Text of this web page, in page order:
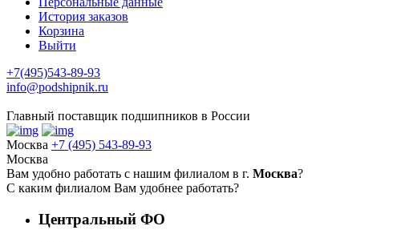
История заказов
Корзина
Выйти
+7(495)543-89-93
info@podshipnik.ru
Главный поставщик подшипников в России
Москва +7 (495) 543-89-93
Москва
Вам удобно работать с нашим филиалом в г. Москва?
С каким филиалом Вам удобнее работать?
Центральный ФО